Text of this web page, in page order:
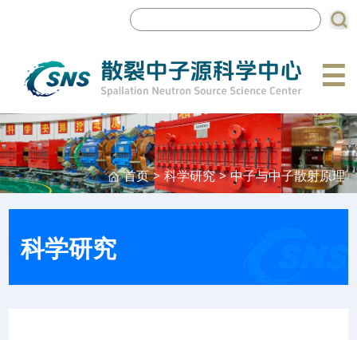
☰
首页 > 科学研究 > 中子与中子散射原理
科学研究